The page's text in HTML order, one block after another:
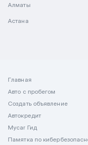
Алматы
Астана
Главная
Авто с пробегом
Создать объявление
Автокредит
Mycar Гид
Памятка по